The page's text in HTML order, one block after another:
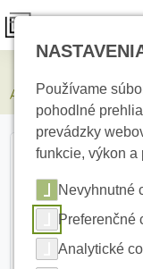
AJAX Module Holder
Používame
pohodlné
prevádzky
funkcie, výkon
Nevyhnutné
Preferenčné
Analytické